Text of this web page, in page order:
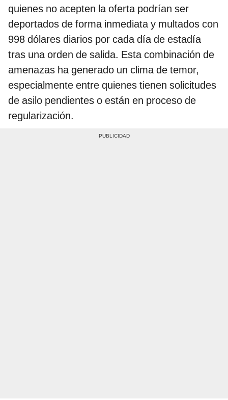
quienes no acepten la oferta podrían ser
deportados de forma inmediata y multados con
998 dólares diarios por cada día de estadía
tras una orden de salida. Esta combinación de
amenazas ha generado un clima de temor,
especialmente entre quienes tienen solicitudes
de asilo pendientes o están en proceso de
regularización.